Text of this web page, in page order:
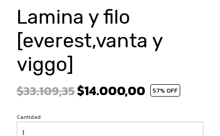
Lamina y filo
[everest,vanta y
viggo]
$33.109,35$14.000,00 57% OFF
Cantidad